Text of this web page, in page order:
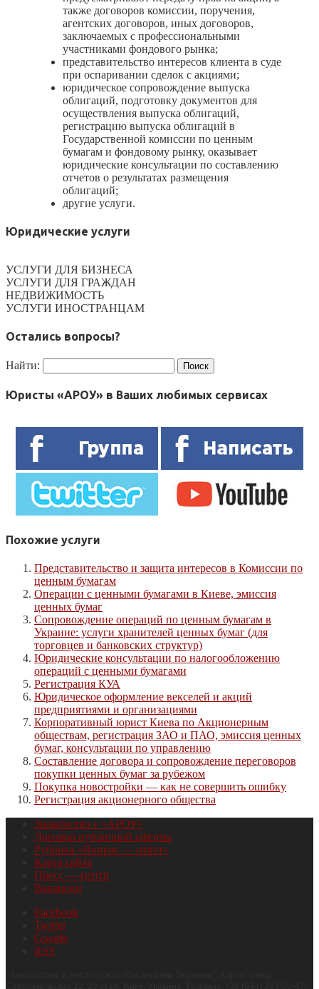
также договоров комиссии, поручения,
агентских договоров, иных договоров,
заключаемых с профессиональными
участниками фондового рынка;
представительство интересов клиента в суде
при оспаривании сделок с акциями;
юридическое сопровождение выпуска
облигаций, подготовку документов для
осуществления выпуска облигаций,
регистрацию выпуска облигаций в
Государственной комиссии по ценным
бумагам и фондовому рынку, оказывает
юридические консультации по составлению
отчетов о результатах размещения
облигаций;
другие услуги.
Юридические услуги
УСЛУГИ ДЛЯ БИЗНЕСА
УСЛУГИ ДЛЯ ГРАЖДАН
НЕДВИЖИМОСТЬ
УСЛУГИ ИНОСТРАНЦАМ
Остались вопросы?
Найти:
Юристы «АРОУ» в Ваших любимых сервисах
Похожие услуги
Представительство и защита интересов в Комиссии по
ценным бумагам
Операции с ценными бумагами в Киеве, эмиссия
ценных бумаг
Сопровождение операций по ценным бумагам в
Украине: услуги хранителей ценных бумаг (для
торговцев и банковских структур)
Юридические консультации по налогообложению
операций с ценными бумагами
Регистрация КУА
Юридическое оформление векселей и акций
предприятиями и организациями
Корпоративный юрист Киева по Акционерным
обществам, регистрация ЗАО и ПАО, эмиссия ценных
бумаг, консультации по управлению
Составление договора и сопровождение переговоров
покупки ценных бумаг за рубежом
Покупка новостройки — как не совершить ошибку
Регистрация акционерного общества
Знакомство с «АРОУ»
Договор публичной оферты
Рубрика «Вопрос — ответ»
Карта сайта
Пресс — центр
Вакансии
Facebook
Twitter
Google
RSS